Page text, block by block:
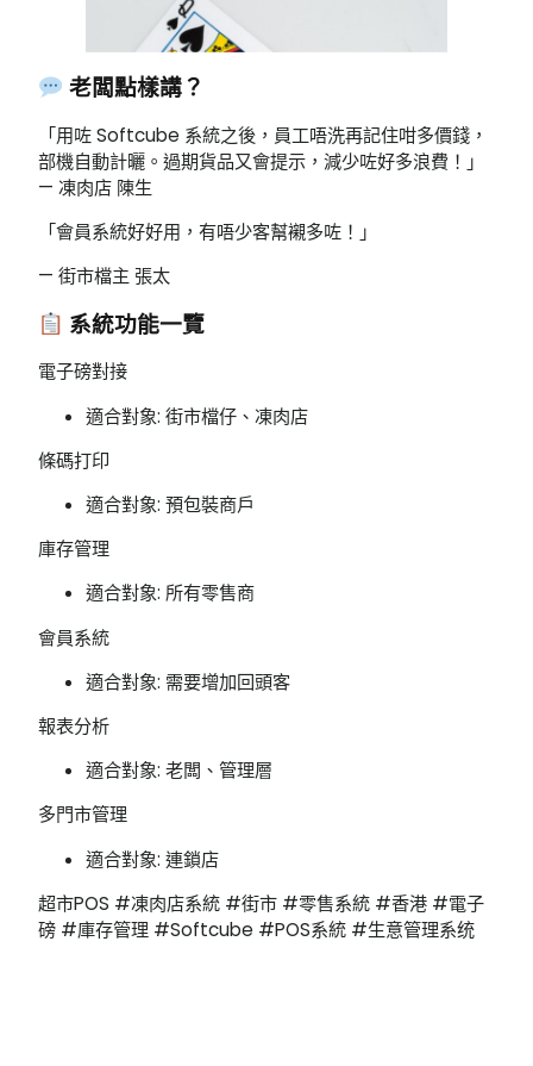
老闆點樣講？
「用咗 Softcube 系統之後，員工唔洗再記住咁多價錢，
部機自動計曬。過期貨品又會提示，減少咗好多浪費！」
— 凍肉店 陳生
「會員系統好好用，有唔少客幫襯多咗！」
— 街市檔主 張太
系統功能一覽
電子磅對接
適合對象: 街市檔仔、凍肉店
條碼打印
適合對象: 預包裝商戶
庫存管理
適合對象: 所有零售商
會員系統
適合對象: 需要增加回頭客
報表分析
適合對象: 老闆、管理層
多門市管理
適合對象: 連鎖店
超市POS #凍肉店系統 #街市 #零售系統 #香港 #電子
磅 #庫存管理 #Softcube #POS系統 #生意管理系统